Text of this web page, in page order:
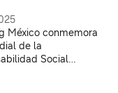
México conmemora
de la
Social